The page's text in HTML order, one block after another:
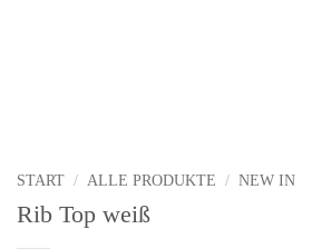
START / ALLE PRODUKTE / NEW IN
Rib Top weiß